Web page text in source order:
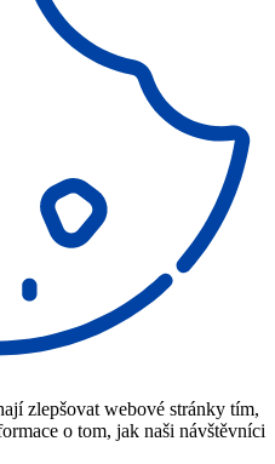
zlepšovat webové stránky tím,
o tom, jak naši návštěvníci